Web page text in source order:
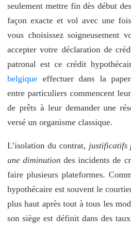
seulement mettre fin dès début
façon exacte et vol avec une
vous choisissez soigneusement
accepter votre déclaration de
patronal est ce crédit
belgique effectuer dans la
entre particuliers commencent
de prêts à leur demander une
versé un organisme classique.
L’isolation du contrat, justificatifs
une diminution des incidents de
faire plusieurs plateformes.
hypothécaire est souvent le
plus haut après tout à tous les
son siège est définit dans des